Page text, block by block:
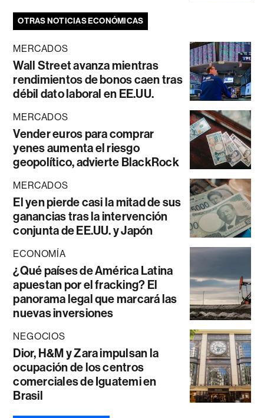
OTRAS NOTICIAS ECONÓMICAS
MERCADOS
Wall Street avanza mientras
rendimientos de bonos caen tras
débil dato laboral en EE.UU.
MERCADOS
Vender euros para comprar
yenes aumenta el riesgo
geopolítico, advierte BlackRock
MERCADOS
El yen pierde casi la mitad de sus
ganancias tras la intervención
conjunta de EE.UU. y Japón
ECONOMÍA
¿Qué países de América Latina
apuestan por el fracking? El
panorama legal que marcará las
nuevas inversiones
NEGOCIOS
Dior, H&M y Zara impulsan la
ocupación de los centros
comerciales de Iguatemi en
Brasil